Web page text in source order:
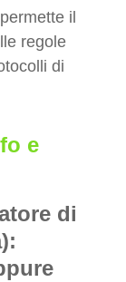
il
regole
di
e
di